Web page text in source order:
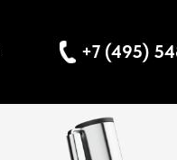
+7 (495)